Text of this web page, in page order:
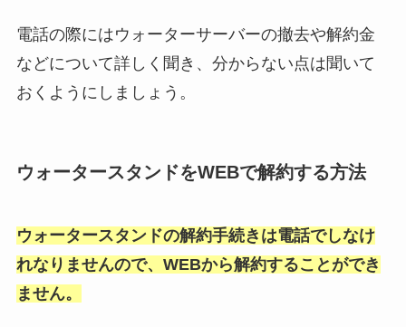
電話の際にはウォーターサーバーの撤去や解約金
などについて詳しく聞き、分からない点は聞いて
おくようにしましょう。
ウォータースタンドをWEBで解約する方法
ウォータースタンドの解約手続きは電話でしなけ
れなりませんので、WEBから解約することができ
ません。